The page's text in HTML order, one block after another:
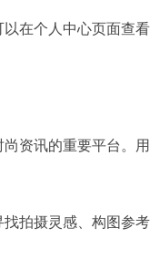
在个人中心页面查
资讯的重要平台。
拍摄灵感、构图参